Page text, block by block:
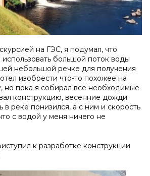
на ГЭС, я подумал, что
большой поток воды
небольшой речке для получения
изобрести что-то похожее на
но пока я собирал все необходимые
конструкцию, весенние дожди
в реке понизился, а с ним и скорость
с водой у меня ничего не
к разработке конструкции